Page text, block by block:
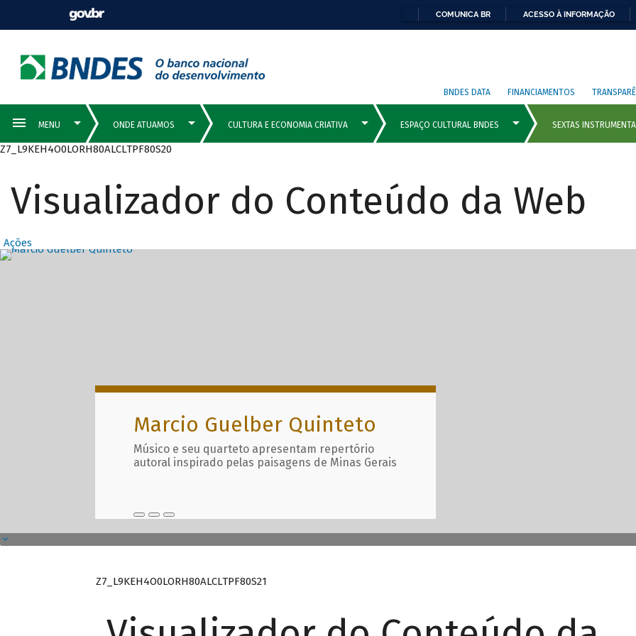
COMUNICA BR ACESSO À INFORMAÇÃO
BNDES DATA FINANCIAMENTOS
Z7_L9KEH4O0LORH80ALCLTPF80S20
Visualizador do Conteúdo da Web
Ações
Destaques Principais com
Marcio Guelber Quinteto
Músico e seu quarteto apresentam repertório
autoral inspirado pelas paisagens de Minas Gerais
Z7_L9KEH4O0LORH80ALCLTPF80S21